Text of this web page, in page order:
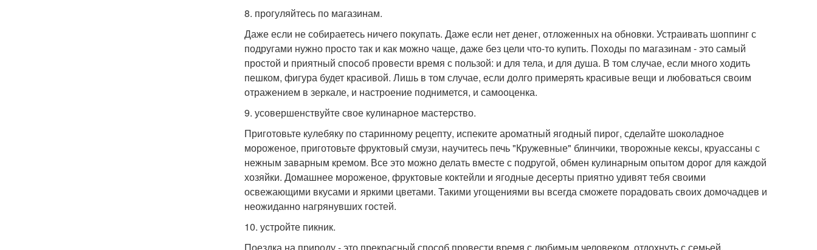
8. прогуляйтесь по магазинам.
Даже если не собираетесь ничего покупать. Даже если нет денег, отложенных на обновки. Устраивать шоппинг с
подругами нужно просто так и как можно чаще, даже без цели что-то купить. Походы по магазинам - это самый
простой и приятный способ провести время с пользой: и для тела, и для душа. В том случае, если много ходить
пешком, фигура будет красивой. Лишь в том случае, если долго примерять красивые вещи и любоваться своим
отражением в зеркале, и настроение поднимется, и самооценка.
9. усовершенствуйте свое кулинарное мастерство.
Приготовьте кулебяку по старинному рецепту, испеките ароматный ягодный пирог, сделайте шоколадное
мороженое, приготовьте фруктовый смузи, научитесь печь "Кружевные" блинчики, творожные кексы, круассаны с
нежным заварным кремом. Все это можно делать вместе с подругой, обмен кулинарным опытом дорог для каждой
хозяйки. Домашнее мороженое, фруктовые коктейли и ягодные десерты приятно удивят тебя своими
освежающими вкусами и яркими цветами. Такими угощениями вы всегда сможете порадовать своих домочадцев и
неожиданно нагрянувших гостей.
10. устройте пикник.